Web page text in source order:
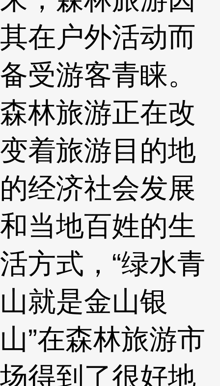
其在户外活动而
备受游客青睐。
森林旅游正在改
变着旅游目的地
的经济社会发展
和当地百姓的生
活方式，“绿水青
山就是金山银
山”在森林旅游市
场得到了很好地